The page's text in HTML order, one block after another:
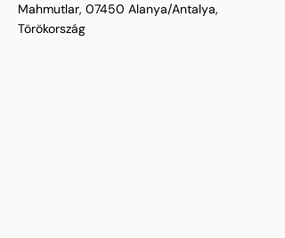
Mahmutlar, 07450 Alanya/Antalya,
Törökország